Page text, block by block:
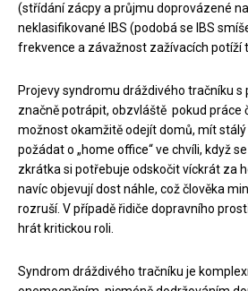
(střídání zácpy a průjmu doprovázené
neklasifikované IBS (podobá se IBS
frekvence a závažnost zažívacích potíží
Projevy syndromu dráždivého tračníku
značně potrápit, obzvláště pokud práce
možnost okamžitě odejít domů, mít
požádat o „home office“ ve chvíli, když
zkrátka si potřebuje odskočit víckrát za
navíc objevují dost náhle, což člověka
rozruší. V případě řidiče dopravního
hrát kritickou roli.
Syndrom dráždivého tračníku je